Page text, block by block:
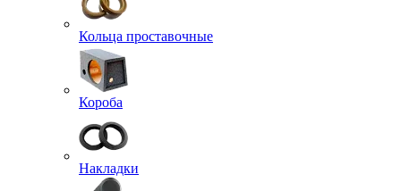
Кольца проставочные
Короба
Накладки